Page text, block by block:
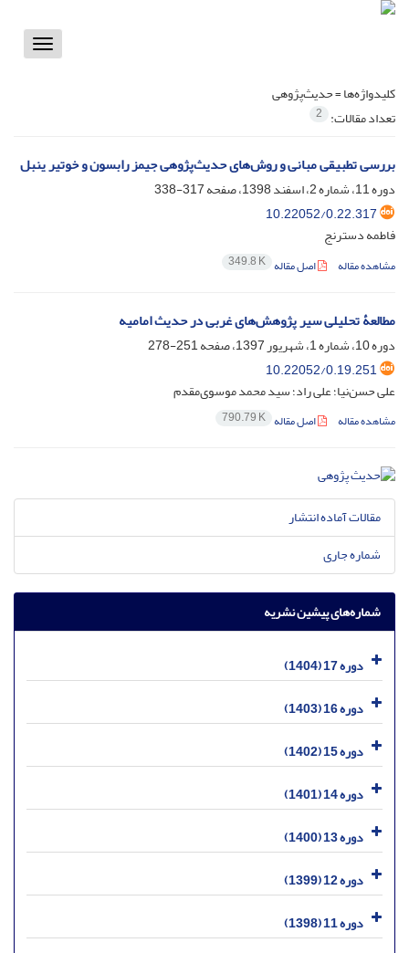
Toggle
کلیدواژه‌ها =حدیث‌پژوهی
تعداد مقالات: 2
بررسی تطبیقی مبانی و روش‌های حدیث‌پژوهی جیمز رابسون و خوتیر ینبل
دوره 11، شماره 2، اسفند 1398، صفحه
317-338
10.22052/0.22.317
فاطمه دسترنج
مشاهده مقاله اصل مقاله 349.8 K
مطالعۀ تحلیلی سیر پژوهش‌های غربی در حدیث امامیه
دوره 10، شماره 1، شهریور 1397، صفحه
251-278
10.22052/0.19.251
علی حسن‌نیا؛ علی راد؛ سید محمد موسوی‌مقدم
مشاهده مقاله اصل مقاله 790.79 K
مقالات آماده انتشار
شماره جاری
شماره‌های پیشین نشریه
دوره 17 (1404)
دوره 16 (1403)
دوره 15 (1402)
دوره 14 (1401)
دوره 13 (1400)
دوره 12 (1399)
دوره 11 (1398)